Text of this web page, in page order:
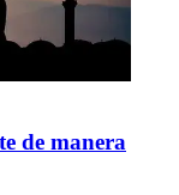
de manera